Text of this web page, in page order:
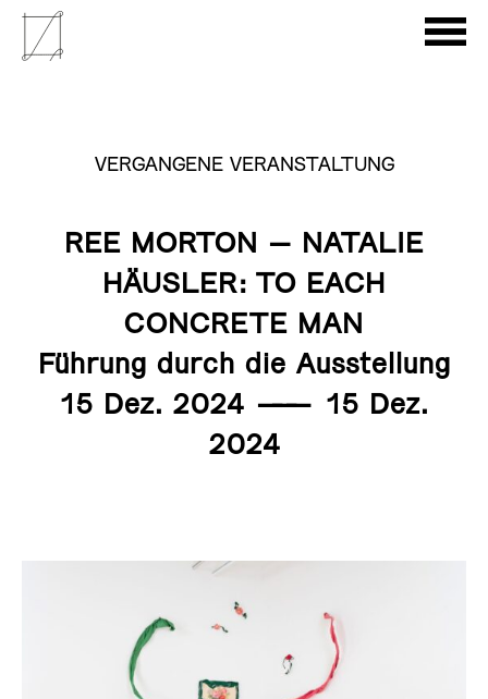
VERGANGENE VERANSTALTUNG
REE MORTON – NATALIE
HÄUSLER: TO EACH
CONCRETE MAN
Führung durch die Ausstellung
15 Dez. 2024 ———
15 Dez.
2024